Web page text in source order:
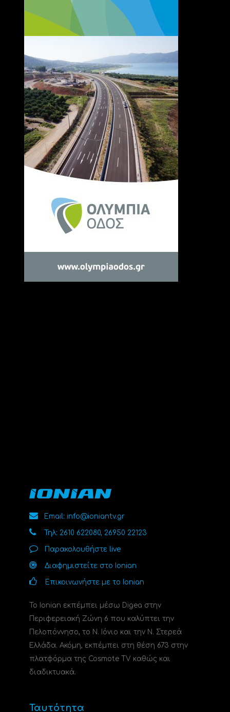
Email: info@ioniantv.gr
Τηλ: 2610 622080, 26950 22123
Παρακολουθήστε live
Διαφημιστείτε στο Ionian
Επικοινωνήστε με το Ionian
Το Ionian εκπέμπει μέσω Digea στην
Περιφερειακή Ζώνη 6 που καλύπτει την
Πελοπόννησο, το N. Ιόνιο και την Ν. Στερεά
Ελλάδα. Ακόμη, εκπέμπει στη θέση 673 στην
πλατφόρμα της Cosmote TV καθώς και
διαδικτυακά.
Ταυτότητα